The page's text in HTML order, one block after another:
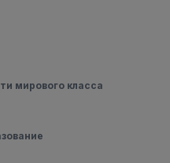
мирового класса